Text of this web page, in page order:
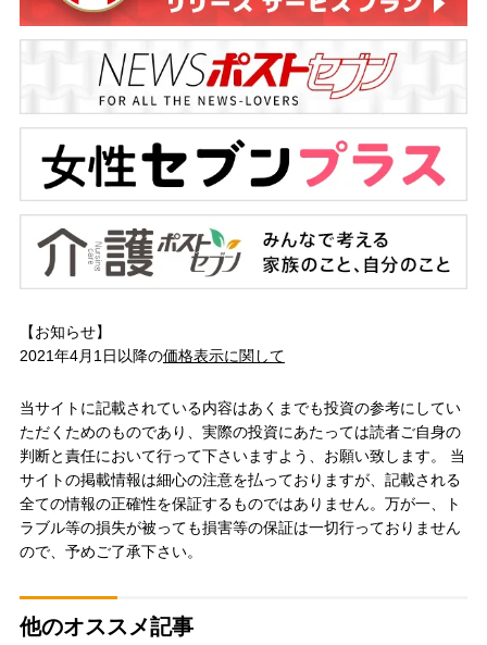
【お知らせ】
2021年4月1日以降の価格表示に関して
当サイトに記載されている内容はあくまでも投資の参考にしてい
ただくためのものであり、実際の投資にあたっては読者ご自身の
判断と責任において行って下さいますよう、お願い致します。 当
サイトの掲載情報は細心の注意を払っておりますが、記載される
全ての情報の正確性を保証するものではありません。万が一、ト
ラブル等の損失が被っても損害等の保証は一切行っておりません
ので、予めご了承下さい。
他のオススメ記事